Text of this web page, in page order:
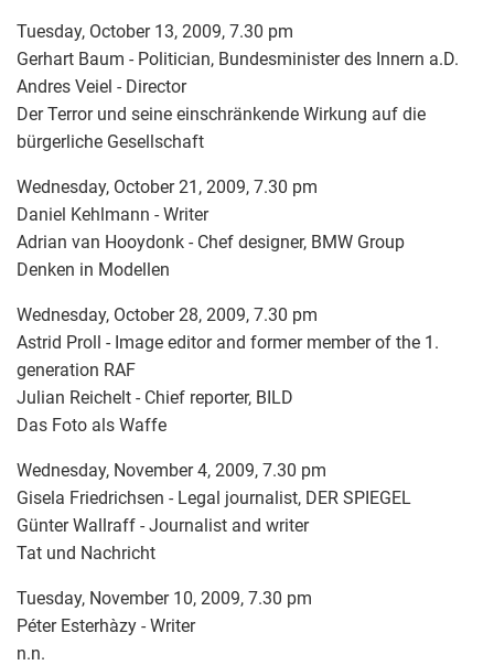
Tuesday, October 13, 2009, 7.30 pm
Gerhart Baum - Politician, Bundesminister des Innern a.D.
Andres Veiel - Director
Der Terror und seine einschränkende Wirkung auf die
bürgerliche Gesellschaft
Wednesday, October 21, 2009, 7.30 pm
Daniel Kehlmann - Writer
Adrian van Hooydonk - Chef designer, BMW Group
Denken in Modellen
Wednesday, October 28, 2009, 7.30 pm
Astrid Proll - Image editor and former member of the 1.
generation RAF
Julian Reichelt - Chief reporter, BILD
Das Foto als Waffe
Wednesday, November 4, 2009, 7.30 pm
Gisela Friedrichsen - Legal journalist, DER SPIEGEL
Günter Wallraff - Journalist and writer
Tat und Nachricht
Tuesday, November 10, 2009, 7.30 pm
Péter Esterhàzy - Writer
n.n.